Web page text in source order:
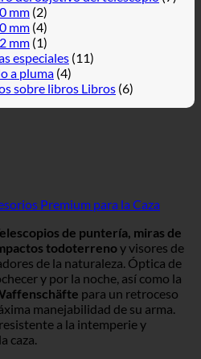
mm (2)
mm (4)
mm (1)
especiales (11)
a pluma (4)
sobre libros Libros (6)
Premium para la Caza
de puntería, miras de
todoterrenoy visores de
de la naturaleza. Óptica de
y por la noche, así como la
para un retroceso
manejabilidad de su arma.
a la intemperie y
caza.